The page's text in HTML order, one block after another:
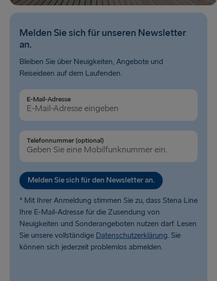
Melden Sie sich für unseren Newsletter
an.
Bleiben Sie über Neuigkeiten, Angebote und
Reiseideen auf dem Laufenden.
E-Mail-Adresse
Telefonnummer (optional)
Melden Sie sich für den Newsletter an.
* Mit Ihrer Anmeldung stimmen Sie zu, dass Stena Line
Ihre E-Mail-Adresse für die Zusendung von
Neuigkeiten und Sonderangeboten nutzen darf. Lesen
Sie unsere vollständige Datenschutzerklärung. Sie
können sich jederzeit problemlos abmelden.